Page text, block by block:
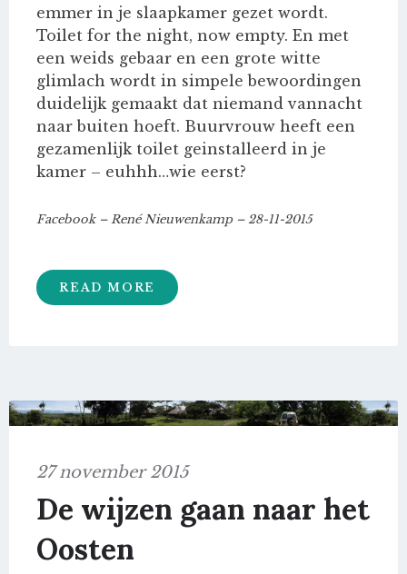
emmer in je slaapkamer gezet wordt.
Toilet for the night, now empty. En met
een weids gebaar en een grote witte
glimlach wordt in simpele bewoordingen
duidelijk gemaakt dat niemand vannacht
naar buiten hoeft. Buurvrouw heeft een
gezamenlijk toilet geinstalleerd in je
kamer – euhhh…wie eerst?
Facebook – René Nieuwenkamp – 28-11-2015
READ MORE
27 november 2015
De wijzen gaan naar het
Oosten